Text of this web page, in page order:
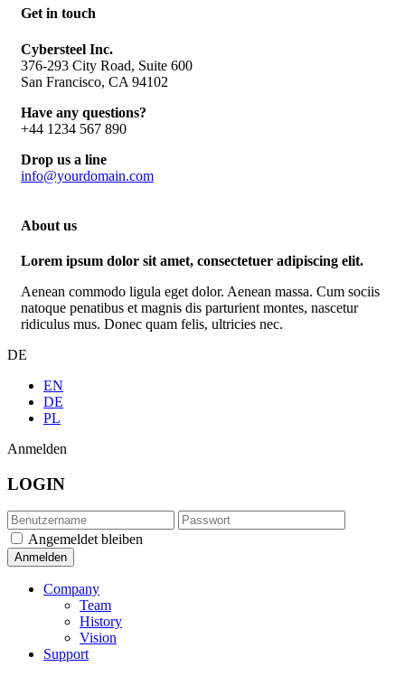
Get in touch
Cybersteel Inc.
376-293 City Road, Suite 600
San Francisco, CA 94102
Have any questions?
+44 1234 567 890
Drop us a line
info@yourdomain.com
About us
Lorem ipsum dolor sit amet, consectetuer adipiscing elit.
Aenean commodo ligula eget dolor. Aenean massa. Cum sociis
natoque penatibus et magnis dis parturient montes, nascetur
ridiculus mus. Donec quam felis, ultricies nec.
DE
EN
DE
PL
Anmelden
LOGIN
Angemeldet bleiben
Company
Team
History
Vision
Support